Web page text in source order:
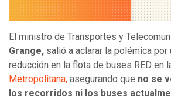
El ministro de Transportes y
Grange, salió a aclarar la polémica por
reducción en la flota de buses RED en
Metropolitana, asegurando que no se
los recorridos ni los buses